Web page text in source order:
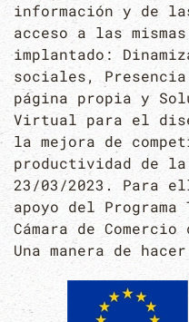
información y de
acceso a las
implantado:
sociales,
página propia y
Virtual para el
la mejora de
productividad de la
23/03/2023. Para
apoyo del Programa
Cámara de
Una manera de